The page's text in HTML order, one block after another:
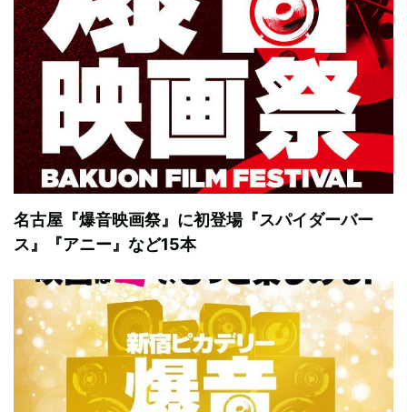
名古屋『爆音映画祭』に初登場『スパイダーバー
ス』『アニー』など15本